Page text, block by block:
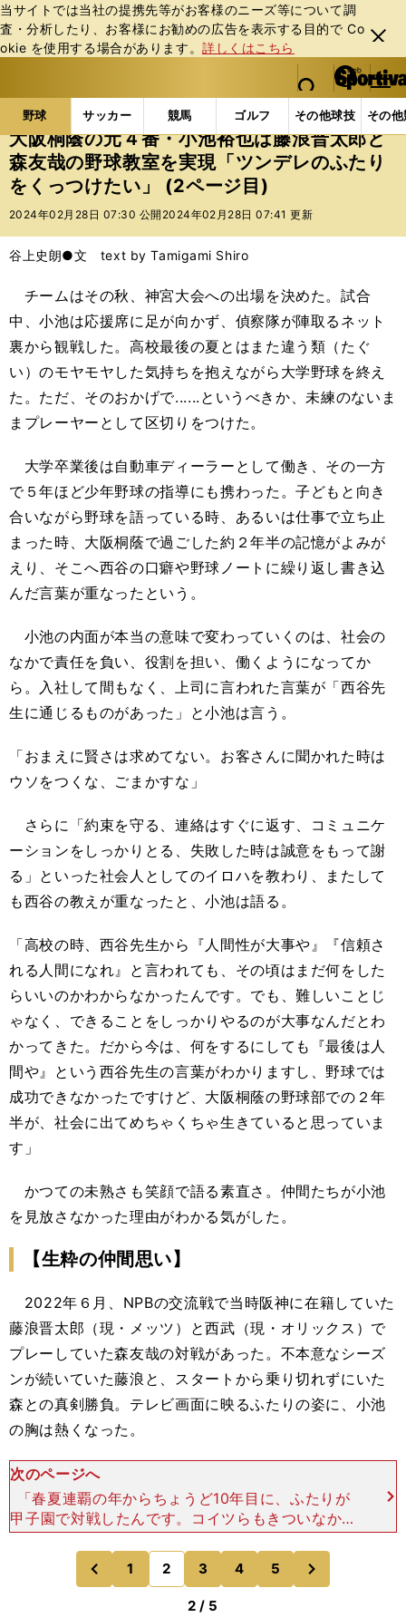
当サイトでは当社の提携先等がお客様のニーズ等について調
査・分析したり、お客様にお勧めの広告を表⽰する⽬的で Co
okie を使⽤する場合があります。詳しくはこちら
閉じ
る
web Sportiva (webスポルティーバ)
検索
マイペ
ー
ジ
メニュ
野球 サッカー 競馬 ゴルフ その他球技 その
b
ス
ポ
ル
テ
ー
バ
野球の記事一覧 高校野球他 大阪桐蔭の元４番・小
大阪桐蔭の元４番・小池裕也は藤浪晋太郎と
森友哉の野球教室を実現「ツンデレのふたり
をくっつけたい」 (2ページ目)
2024年02月28日 07:30 公開 2024年02月28日 07:41 更新
谷上史朗●文 text by Tamigami Shiro
チームはその秋、神宮大会への出場を決めた。試合
中、小池は応援席に足が向かず、偵察隊が陣取るネット
裏から観戦した。高校最後の夏とはまた違う類（たぐ
い）のモヤモヤした気持ちを抱えながら大学野球を終え
た。ただ、そのおかげで......というべきか、未練のないま
まプレーヤーとして区切りをつけた。
大学卒業後は自動車ディーラーとして働き、その一方
で５年ほど少年野球の指導にも携わった。子どもと向き
合いながら野球を語っている時、あるいは仕事で立ち止
まった時、大阪桐蔭で過ごした約２年半の記憶がよみが
えり、そこへ西谷の口癖や野球ノートに繰り返し書き込
んだ言葉が重なったという。
小池の内面が本当の意味で変わっていくのは、社会の
なかで責任を負い、役割を担い、働くようになってか
ら。入社して間もなく、上司に言われた言葉が「西谷先
生に通じるものがあった」と小池は言う。
「おまえに賢さは求めてない。お客さんに聞かれた時は
ウソをつくな、ごまかすな」
さらに「約束を守る、連絡はすぐに返す、コミュニケ
ーションをしっかりとる、失敗した時は誠意をもって謝
る」といった社会人としてのイロハを教わり、またして
も西谷の教えが重なったと、小池は語る。
「高校の時、西谷先生から『人間性が大事や』『信頼さ
れる人間になれ』と言われても、その頃はまだ何をした
らいいのかわからなかったんです。でも、難しいことじ
ゃなく、できることをしっかりやるのが大事なんだとわ
かってきた。だから今は、何をするにしても『最後は人
間や』という西谷先生の言葉がわかりますし、野球では
成功できなかったですけど、大阪桐蔭の野球部での２年
半が、社会に出てめちゃくちゃ生きていると思っていま
す」
かつての未熟さも笑顔で語る素直さ。仲間たちが小池
を見放さなかった理由がわかる気がした。
【生粋の仲間思い】
2022年６月、NPBの交流戦で当時阪神に在籍していた
藤浪晋太郎（現・メッツ）と西武（現・オリックス）で
プレーしていた森友哉の対戦があった。不本意なシーズ
ンが続いていた藤浪と、スタートから乗り切れずにいた
森との真剣勝負。テレビ画面に映るふたりの姿に、小池
の胸は熱くなった。
次のページへ
「春夏連覇の年からちょうど10年目に、ふたりが
甲子園で対戦したんです。コイツらもきついなかで
頑張っているんやと思っていたところで、藤浪の顔
がアップになってグッときました。やっぱり、オレ
らの代表なんで。
前
のページへ
1 2 3 4 5
のページへ
2 / 5